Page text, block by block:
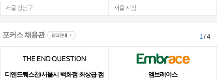
서울 강남구 서울 지점
포커스 채용관 광고안내 1/ 4
디앤드퀘스천/서울시 백화점 최상급 점 엠브레이스